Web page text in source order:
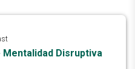
Mentalidad Disruptiva